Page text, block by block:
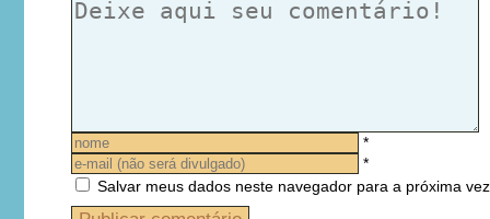
*
*
Salvar meus dados neste navegador para a próxima